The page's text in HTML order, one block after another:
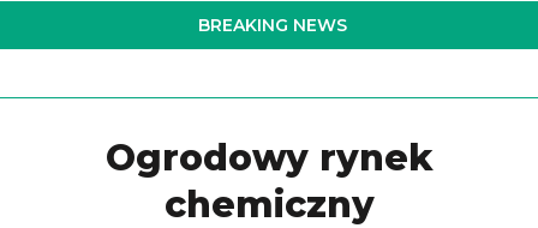
to
BREAKING NEWS
Ogrodowy rynek
chemiczny